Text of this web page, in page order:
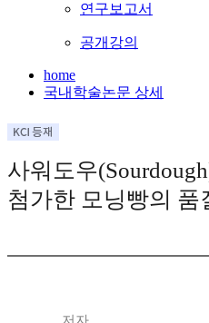
연구보고서
공개강의
home
국내학술논문 상세
사워도우
첨가한 모닝빵의 품